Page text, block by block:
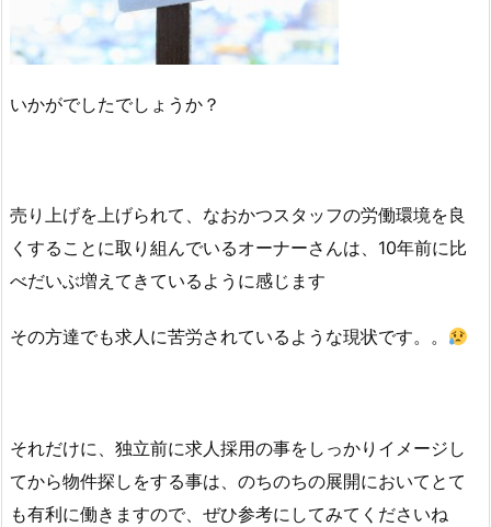
いかがでしたでしょうか？
売り上げを上げられて、なおかつスタッフの労働環境を良
くすることに取り組んでいるオーナーさんは、10年前に比
べだいぶ増えてきているように感じます
その方達でも求人に苦労されているような現状です。。
それだけに、独立前に求人採用の事をしっかりイメージし
てから物件探しをする事は、のちのちの展開においてとて
も有利に働きますので、ぜひ参考にしてみてくださいね